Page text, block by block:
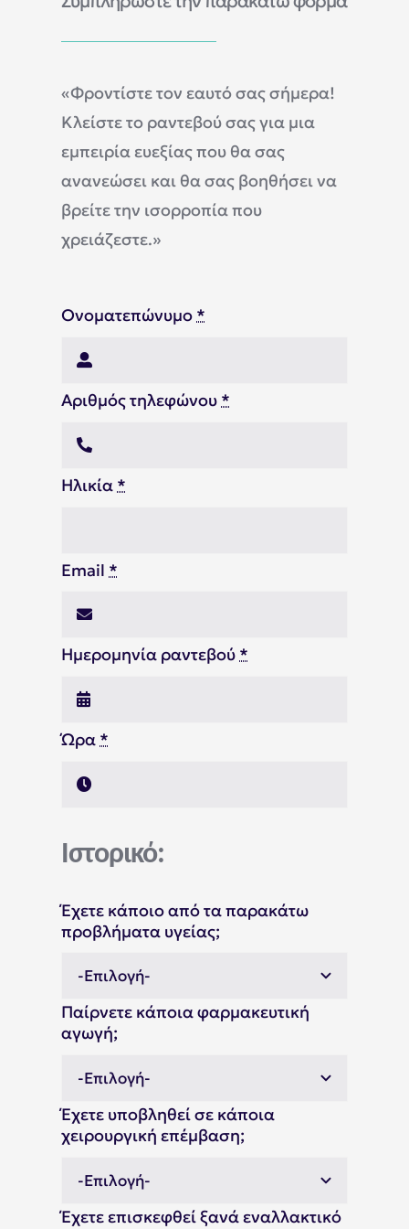
«Φροντίστε τον εαυτό σας σήμερα!
Κλείστε το ραντεβού σας για μια
εμπειρία ευεξίας που θα σας
ανανεώσει και θα σας βοηθήσει να
βρείτε την ισορροπία που
χρειάζεστε.»
Ονοματεπώνυμο *
Αριθμός τηλεφώνου *
Ηλικία *
Email *
Ημερομηνία ραντεβού *
Ώρα *
Ιστορικό:
Έχετε κάποιο από τα παρακάτω
προβλήματα υγείας;
Παίρνετε κάποια φαρμακευτική
αγωγή;
Έχετε υποβληθεί σε κάποια
χειρουργική επέμβαση;
Έχετε επισκεφθεί ξανά εναλλακτικό